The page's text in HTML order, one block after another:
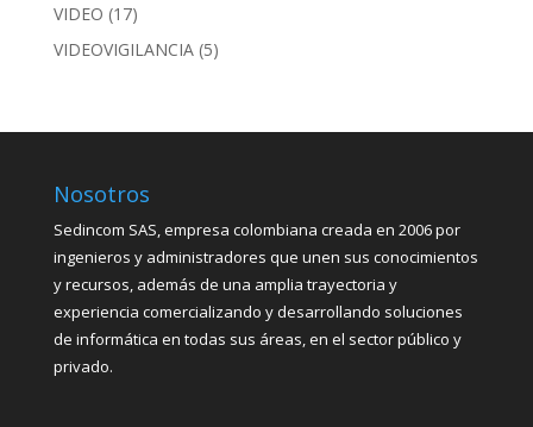
VIDEO (17)
VIDEOVIGILANCIA (5)
Nosotros
Sedincom SAS, empresa colombiana creada en 2006 por
ingenieros y administradores que unen sus conocimientos
y recursos, además de una amplia trayectoria y
experiencia comercializando y desarrollando soluciones
de informática en todas sus áreas, en el sector público y
privado.